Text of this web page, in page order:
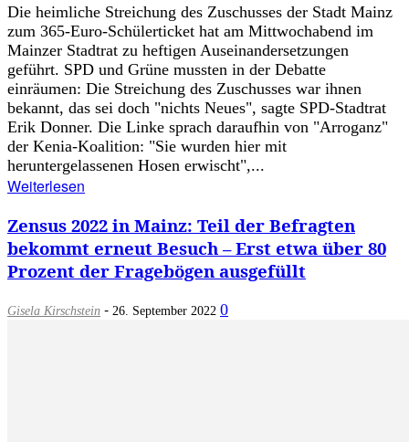
Die heimliche Streichung des Zuschusses der Stadt Mainz
zum 365-Euro-Schülerticket hat am Mittwochabend im
Mainzer Stadtrat zu heftigen Auseinandersetzungen
geführt. SPD und Grüne mussten in der Debatte
einräumen: Die Streichung des Zuschusses war ihnen
bekannt, das sei doch "nichts Neues", sagte SPD-Stadtrat
Erik Donner. Die Linke sprach daraufhin von "Arroganz"
der Kenia-Koalition: "Sie wurden hier mit
heruntergelassenen Hosen erwischt",...
Weiterlesen
Zensus 2022 in Mainz: Teil der Befragten
bekommt erneut Besuch – Erst etwa über 80
Prozent der Fragebögen ausgefüllt
Gisela Kirschstein - 26. September 2022 0